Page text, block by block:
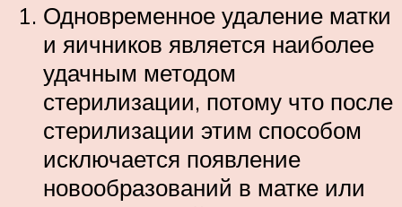
Одновременное удаление матки
и яичников является наиболее
удачным методом
стерилизации, потому что после
стерилизации этим способом
исключается появление
новообразований в матке или